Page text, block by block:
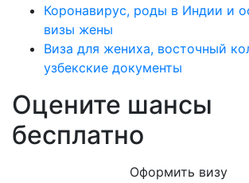
Коронавирус, роды в Индии и
визы жены
Виза для жениха, восточный
узбекские документы
Оцените шансы
бесплатно
Оформить визу